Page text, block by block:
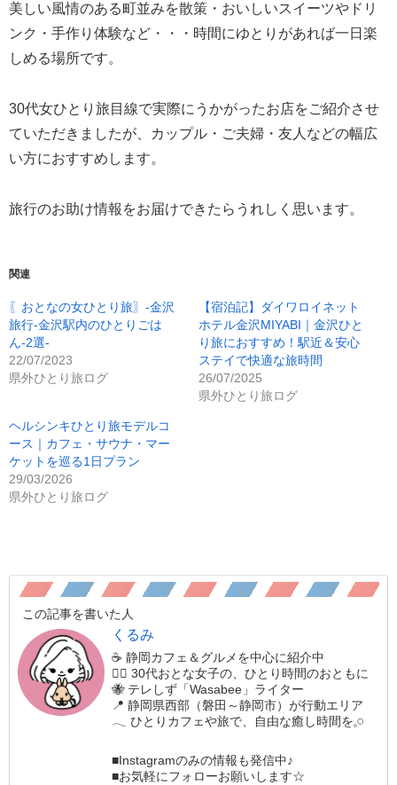
美しい風情のある町並みを散策・おいしいスイーツやドリ
ンク・手作り体験など・・・時間にゆとりがあれば一日楽
しめる場所です。
30代女ひとり旅目線で実際にうかがったお店をご紹介させ
ていただきましたが、カップル・ご夫婦・友人などの幅広
い方におすすめします。
旅行のお助け情報をお届けできたらうれしく思います。
関連
〖おとなの女ひとり旅〗-金沢
旅行-金沢駅内のひとりごは
ん-2選-
22/07/2023
県外ひとり旅ログ
【宿泊記】ダイワロイネット
ホテル金沢MIYABI｜金沢ひと
り旅におすすめ！駅近＆安心
ステイで快適な旅時間
26/07/2025
県外ひとり旅ログ
ヘルシンキひとり旅モデルコ
ース｜カフェ・サウナ・マー
ケットを巡る1日プラン
29/03/2026
県外ひとり旅ログ
この記事を書いた人
くるみ
☕️ 静岡カフェ＆グルメを中心に紹介中
🚶‍♀️ 30代おとな女子の、ひとり時間のおともに
🐝 テレしず「Wasabee」ライター
📍 静岡県西部（磐田～静岡市）が行動エリア
𓂃 ひとりカフェや旅で、自由な癒し時間を𓈒𓏸
■Instagramのみの情報も発信中♪
■お気軽にフォローお願いします☆